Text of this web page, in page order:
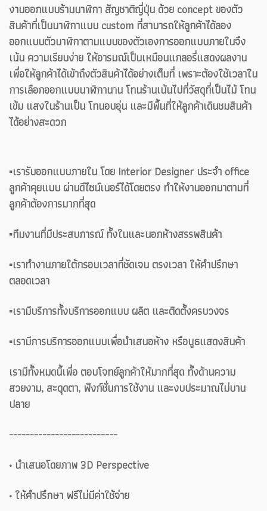
งานออกแบบร้านนาฬิกา สัญชาติญี่ปุ่น ด้วย concept ของตัว
สินค้าที่เป็นนาฬิกาแบบ custom ที่สามารถให้ลูกค้าได้ลอง
ออกแบบตัวนาฬิกาตามแบบของตัวเองการออกแบบภายในจึง
เน้น ความเรียบง่าย ให้อารมณ์เป็นเหมือนแกลอรี่แสดงผลงาน
เพื่อให้ลูกค้าได้เข้าถึงตัวสินค้าได้อย่างเต็มที่ เพราะต้องใช้เวลาใน
การเลือกออกแบบนาฬิกานาน โทนร้านเน้นไปที่วัสดุที่เป็นไม้ โทน
เข้ม แสงในร้านเป็น โทนอบอุ่น และมีพื้นที่ให้ลูกค้าเดินชมสินค้า
ได้อย่างสะดวก
▪️เรารับออกแบบภายใน โดย Interior Designer ประจำ office
ลูกค้าคุยแบบ ผ่านดีไซน์เนอร์ได้โดยตรง ทำให้งานออกมาตามที่
ลูกค้าต้องการมากที่สุด
▪️ทีมงานที่มีประสบการณ์ ทั้งในและนอกห้างสรรพสินค้า
▪️เราทำงานภายใต้กรอบเวลาที่ชัดเจน ตรงเวลา ให้คำปรึกษา
ตลอดเวลา
▪️เรามีบริการทั้งบริการออกแบบ ผลิต และติดตั้งครบวงจร
▪️เรามีการบริการออกแบบเพื่อนำเสนอห้าง หรือบูธแสดงสินค้า
เรามีทั้งหมดนี้เพื่อ ตอบโจทย์ลูกค้าให้มากที่สุด ทั้งด้านความ
สวยงาม, สะดุดตา, ฟังก์ชั่นการใช้งาน และงบประมาณไม่บาน
ปลาย
--------------------------
• นำเสนอโดยภาพ 3D Perspective
• ให้คำปรึกษา ฟรีไม่มีค่าใช้จ่าย